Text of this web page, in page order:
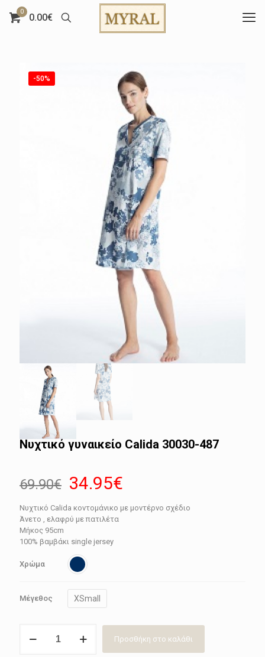
0
0.00€
-50%
Νυχτικό γυναικείο Calida 30030-487
69.90€ Original
price
was:
69.90€.
34.95€
τρέχουσα
τιμή
Νυχτικό Calida κοντομάνικο με μοντέρνο σχέδιο
Άνετο , ελαφρύ με πατιλέτα
Μήκος 95cm
100% βαμβάκι single jersey
Χρώμα
Μέγεθος XSmall
γυναικείο
Προσθήκη στο καλάθι